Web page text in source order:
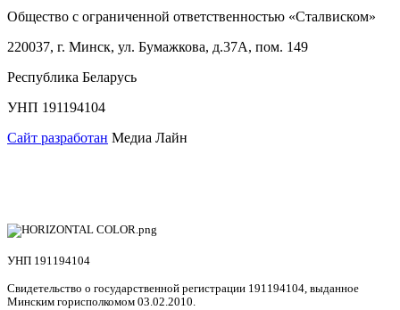
Общество с ограниченной ответственностью «Сталвиском»
220037, г. Минск, ул. Бумажкова, д.37А, пом. 149
Республика Беларусь
УНП 191194104
Сайт разработан Медиа Лайн
УНП 191194104
Свидетельство о государственной регистрации 191194104, выданное
Минским горисполкомом 03.02.2010.